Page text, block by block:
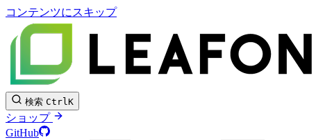
コンテンツにスキップ
検索 CtrlK
ショップ
GitHub